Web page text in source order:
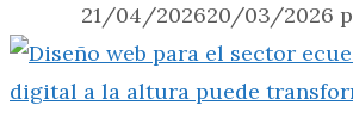
21/04/202620/03/2026